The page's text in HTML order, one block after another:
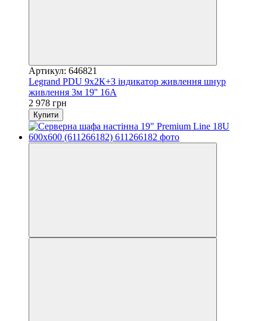
Артикул: 646821
Legrand PDU 9x2К+З індикатор живлення шнур
живлення 3м 19'' 16А
2 978 грн
Купити